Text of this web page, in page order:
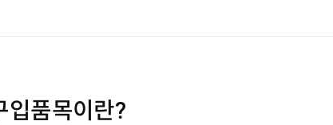
입품목이란?